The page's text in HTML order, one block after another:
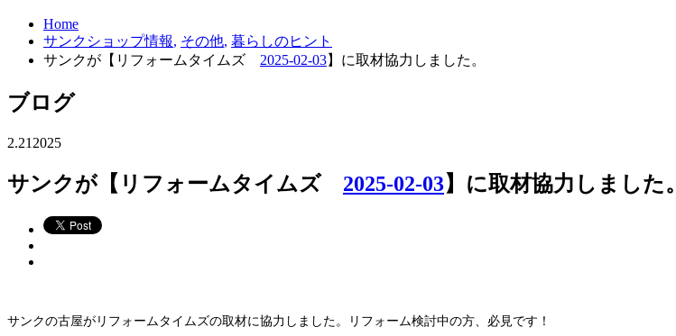
Home
サンクショップ情報, その他, 暮らしのヒント
サンクが【リフォームタイムズ 2025-02-03】に取材協力しました。
ブログ
2.21 2025
サンクが【リフォームタイムズ 2025-02-03】に取材協力しました。
サンクの古屋がリフォームタイムズの取材に協力しました。リフォーム検討中の方、必見です！